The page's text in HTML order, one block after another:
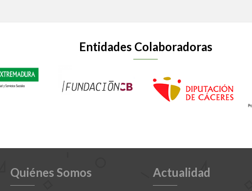
Entidades Colaboradoras
Quiénes Somos Actualidad